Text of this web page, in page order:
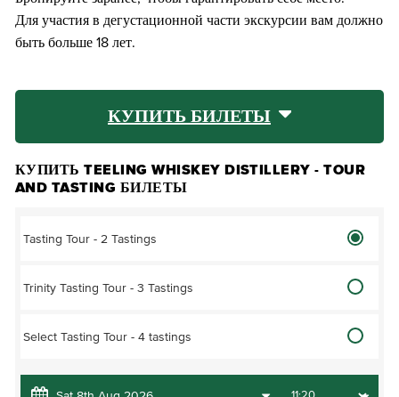
Для участия в дегустационной части экскурсии вам должно
быть больше 18 лет.
КУПИТЬ БИЛЕТЫ
КУПИТЬ TEELING WHISKEY DISTILLERY - TOUR
AND TASTING БИЛЕТЫ
Tasting Tour - 2 Tastings
Trinity Tasting Tour - 3 Tastings
Select Tasting Tour - 4 tastings